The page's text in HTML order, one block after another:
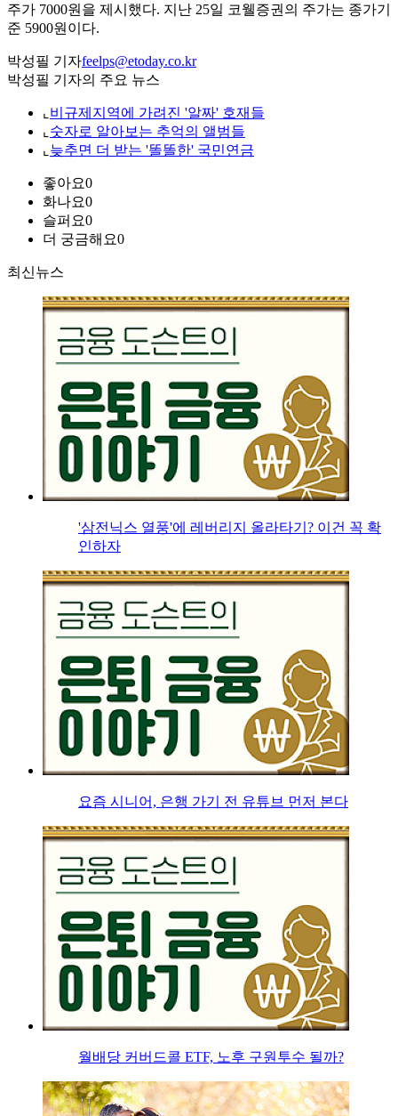
주가 7000원을 제시했다. 지난 25일 코웰증권의 주가는 종가기
준 5900원이다.
박성필 기자feelps@etoday.co.kr
박성필 기자의 주요 뉴스
⌞ 비규제지역에 가려진 '알짜' 호재들
⌞ 숫자로 알아보는 추억의 앨범들
⌞ 늦추면 더 받는 '똘똘한' 국민연금
좋아요0
화나요0
슬퍼요0
더 궁금해요0
최신뉴스
'삼전닉스 열풍'에 레버리지 올라타기? 이건 꼭 확
인하자
요즘 시니어, 은행 가기 전 유튜브 먼저 본다
월배당 커버드콜 ETF, 노후 구원투수 될까?